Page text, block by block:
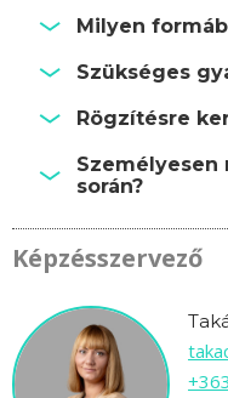
Milyen
Szükséges
Rögzítésre
Személyesen
során?
Képzésszervező